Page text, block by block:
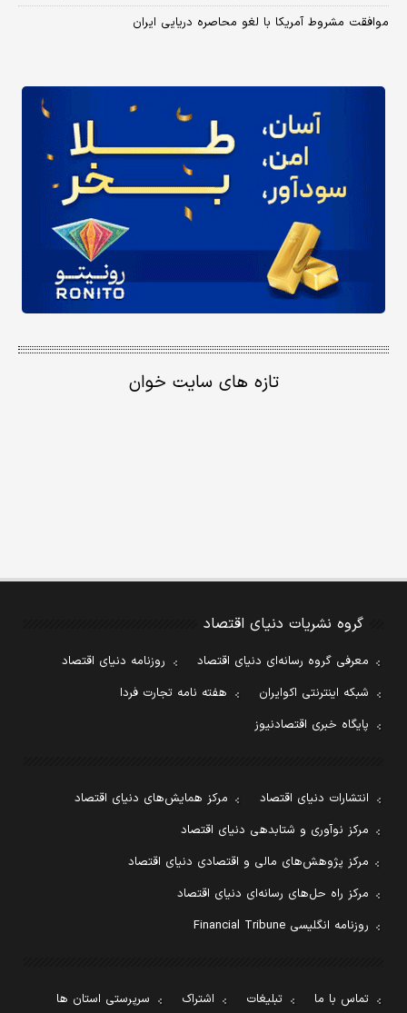
موافقت مشروط آمریکا با لغو محاصره دریایی ایران
تازه های سایت خوان
گروه نشریات دنیای اقتصاد
معرفی گروه رسانه‌ای دنیای اقتصاد
روزنامه دنیای اقتصاد
شبکه اینترنتی اکوایران
هفته نامه تجارت فردا
پایگاه خبری اقتصادنیوز
انتشارات دنیای اقتصاد
مرکز همایش‌های دنیای اقتصاد
مرکز نوآوری و شتابدهی دنیای اقتصاد
مرکز پژوهش‌های مالی و اقتصادی دنیای اقتصاد
مرکز راه حل‌های رسانه‌ای دنیای اقتصاد
روزنامه انگلیسی Financial Tribune
تماس با ما تبلیغات اشتراک سرپرستی استان ها